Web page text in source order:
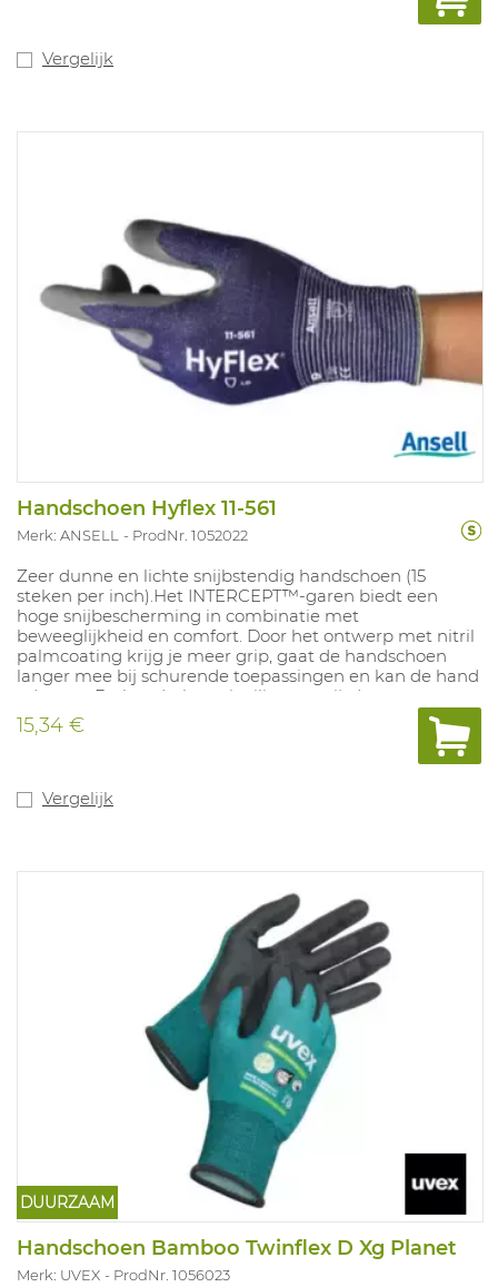
Vergelijk
Handschoen Hyflex 11-561
Merk: ANSELL ProdNr. 1052022
Zeer dunne en lichte snijbstendig handschoen (15
steken per inch).Het INTERCEPT™-garen biedt een
hoge snijbescherming in combinatie met
beweeglijkheid en comfort. Door het ontwerp met nitril
palmcoating krijg je meer grip, gaat de handschoen
langer mee bij schurende toepassingen en kan de hand
ademen. De handschoen is siliconenvrij, dus geen
contaminatie van siliconen op metalen onderdelen voor
het lakken. Oeko-Texcertificering garandeert dat de
handschoen geen schadelijke stoffen als DMF of andere
antistatisch, latexvrij en wasbaar op 40°C.
15,34 €
Vergelijk
DUURZAAM
Handschoen Bamboo Twinflex D Xg Planet
Merk: UVEX ProdNr. 1056023